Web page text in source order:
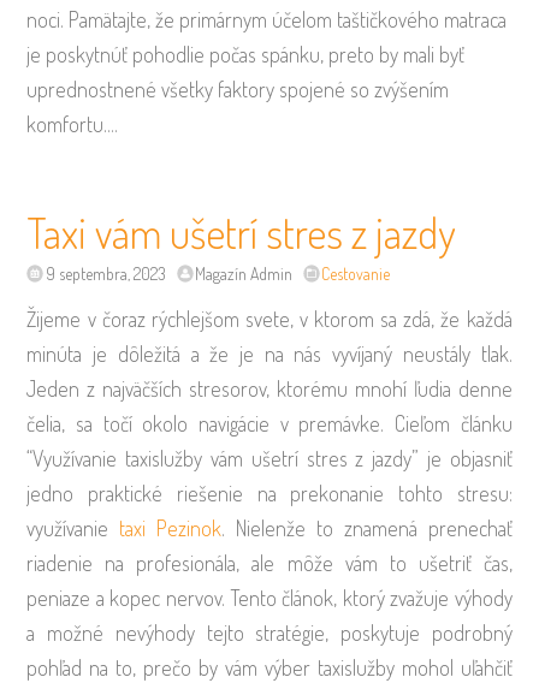
noci. Pamätajte, že primárnym účelom taštičkového matraca
je poskytnúť pohodlie počas spánku, preto by mali byť
uprednostnené všetky faktory spojené so zvýšením
komfortu.…
Taxi vám ušetrí stres z jazdy
9 septembra, 2023 Magazín Admin Cestovanie
Žijeme v čoraz rýchlejšom svete, v ktorom sa zdá, že každá
minúta je dôležitá a že je na nás vyvíjaný neustály tlak.
Jeden z najväčších stresorov, ktorému mnohí ľudia denne
čelia, sa točí okolo navigácie v premávke. Cieľom článku
“Využívanie taxislužby vám ušetrí stres z jazdy” je objasniť
jedno praktické riešenie na prekonanie tohto stresu:
využívanie taxi Pezinok. Nielenže to znamená prenechať
riadenie na profesionála, ale môže vám to ušetriť čas,
peniaze a kopec nervov. Tento článok, ktorý zvažuje výhody
a možné nevýhody tejto stratégie, poskytuje podrobný
pohľad na to, prečo by vám výber taxislužby mohol uľahčiť